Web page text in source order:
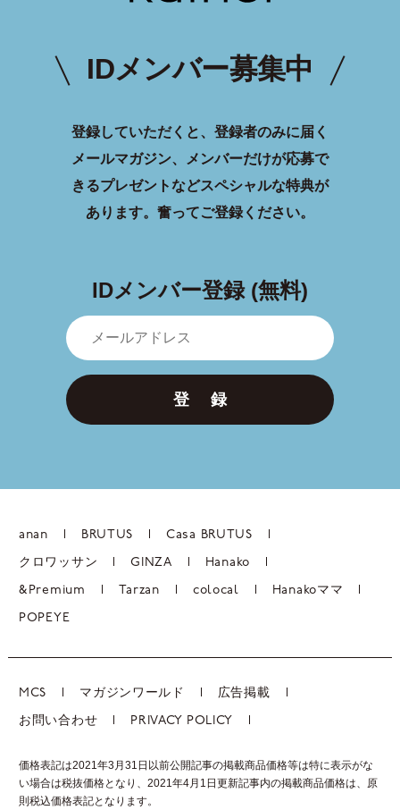
IDメンバー募集中
登録していただくと、登録者のみに届く
メールマガジン、メンバーだけが応募で
きるプレゼントなどスペシャルな特典が
あります。 奮ってご登録ください。
IDメンバー登録 (無料)
登 録
anan BRUTUS Casa BRUTUS
クロワッサン GINZA Hanako
&Premium Tarzan colocal Hanakoママ
POPEYE
MCS マガジンワールド 広告掲載
お問い合わせ PRIVACY POLICY
価格表記は2021年3月31日以前公開記事の掲載商品価格等は特に表示がな
い場合は税抜価格となり、2021年4月1日更新記事内の掲載商品価格は、 原
則税込価格表記となります。